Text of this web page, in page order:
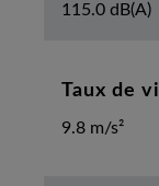
115.0 dB(A)
Taux de
9.8 m/s²